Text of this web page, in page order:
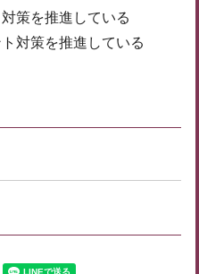
策を推進している
対策を推進している